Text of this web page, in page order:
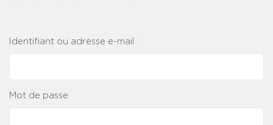
Identifiant ou adresse e-mail
Mot de passe